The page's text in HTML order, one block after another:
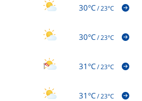
30°C/23°C
30°C/23°C
31°C/23°C
31°C/23°C